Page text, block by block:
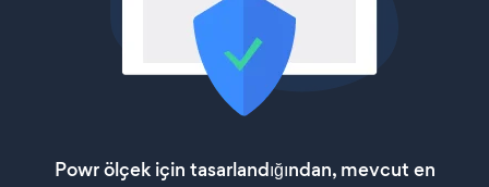
Powr ölçek için tasarlandığından, mevcut en